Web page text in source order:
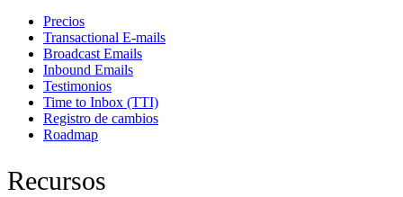
Precios
Transactional E-mails
Broadcast Emails
Inbound Emails
Testimonios
Time to Inbox (TTI)
Registro de cambios
Roadmap
Recursos